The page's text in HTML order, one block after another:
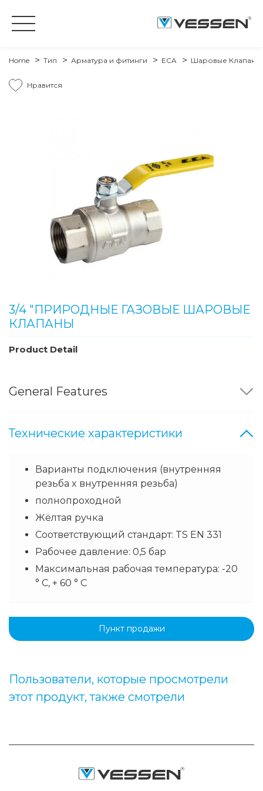
Home Тип Арматура и фитинги ECA Шаровые Клапаны
Нравится
3/4 "ПРИРОДНЫЕ ГАЗОВЫЕ ШАРОВЫЕ
КЛАПАНЫ
Product Detail
General Features
Технические характеристики
Варианты подключения (внутренняя
резьба x внутренняя резьба)
полнопроходной
Жёлтая ручка
Соответствующий стандарт: TS EN 331
Рабочее давление: 0,5 бар
Максимальная рабочая температура: -20
° C, + 60 ° C
Пункт продажи
Пользователи, которые просмотрели
этот продукт, также смотрели